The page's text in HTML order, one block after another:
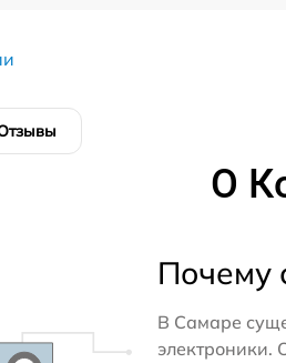
О
Почему
В Самаре
электроники.